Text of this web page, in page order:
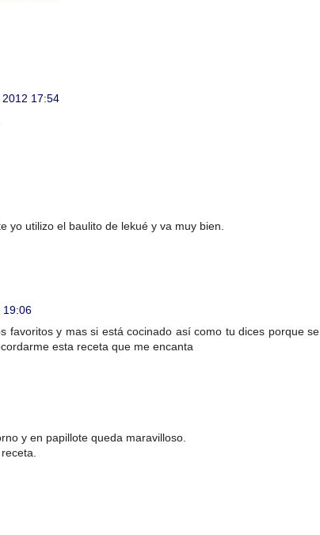
17:54
yo utilizo el baulito de lekué y va muy bien.
19:06
favoritos y mas si está cocinado así como tu dices porque se
esta receta que me encanta
y en papillote queda maravilloso.